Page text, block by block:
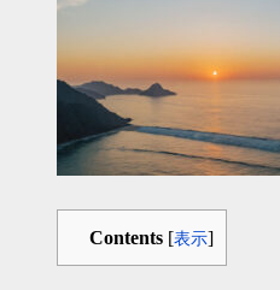
Contents [表示]